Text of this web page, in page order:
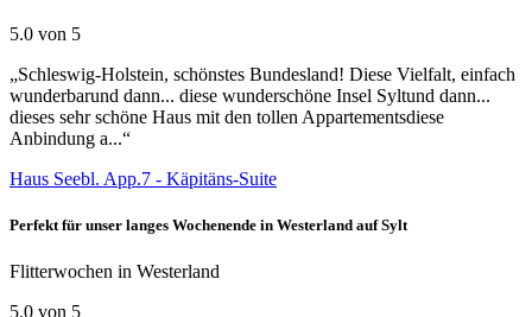
5.0 von 5
„Schleswig-Holstein, schönstes Bundesland! Diese Vielfalt, einfach
wunderbarund dann... diese wunderschöne Insel Syltund dann...
dieses sehr schöne Haus mit den tollen Appartementsdiese
Anbindung a...“
Haus Seebl. App.7 - Käpitäns-Suite
Perfekt für unser langes Wochenende in Westerland auf Sylt
Flitterwochen in Westerland
5.0 von 5